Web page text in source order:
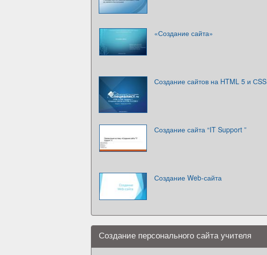
«Создание сайта»
Создание сайтов на HTML 5 и СSS
Создание сайта “IT Support ”
Создание Web-сайта
Создание персонального сайта учителя